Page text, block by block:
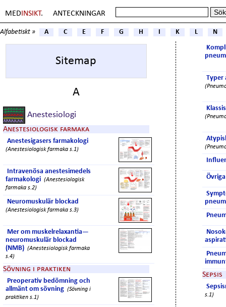
MED INSIKT. ANTECKNINGAR
Alfabetiskt » A C E F G H I K L N
Sitemap
A
Anestesiologi
Anestesiologisk farmaka
Anestesigasers farmakologi
(Anestesiologisk farmaka s.1)
Intravenösa anestesimedels
farmakologi (Anestesiologisk
farmaka s.2)
Neuromuskulär blockad
(Anestesiologisk farmaka s.3)
Mer om muskelrelaxantia—
neuromuskulär blockad
(NMB) (Anestesiologisk farmaka
s.4)
Sövning i praktiken
Preoperativ bedömning och
allmänt om sövning (Sövning i
praktiken s.1)
Typer
Sepsis
s.1)